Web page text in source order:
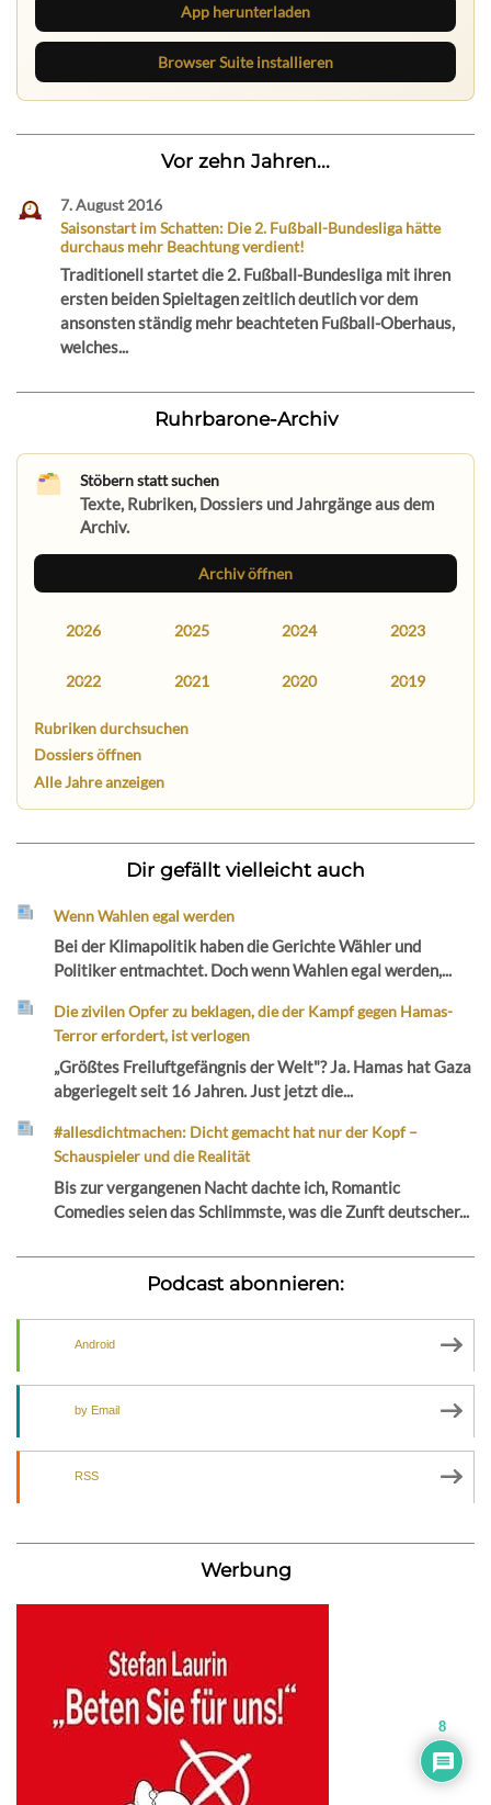
App herunterladen
Browser Suite installieren
Vor zehn Jahren...
7. August 2016
Saisonstart im Schatten: Die 2. Fußball-Bundesliga hätte
durchaus mehr Beachtung verdient!
Traditionell startet die 2. Fußball-Bundesliga mit ihren
ersten beiden Spieltagen zeitlich deutlich vor dem
ansonsten ständig mehr beachteten Fußball-Oberhaus,
welches...
Ruhrbarone-Archiv
Stöbern statt suchen
Texte, Rubriken, Dossiers und Jahrgänge aus dem
Archiv.
Archiv öffnen
2026 2025 2024 2023
2022 2021 2020 2019
Rubriken durchsuchen
Dossiers öffnen
Alle Jahre anzeigen
Dir gefällt vielleicht auch
Wenn Wahlen egal werden
Bei der Klimapolitik haben die Gerichte Wähler und
Politiker entmachtet. Doch wenn Wahlen egal werden,...
Die zivilen Opfer zu beklagen, die der Kampf gegen Hamas-
Terror erfordert, ist verlogen
„Größtes Freiluftgefängnis der Welt"? Ja. Hamas hat Gaza
abgeriegelt seit 16 Jahren. Just jetzt die...
#allesdichtmachen: Dicht gemacht hat nur der Kopf –
Schauspieler und die Realität
Bis zur vergangenen Nacht dachte ich, Romantic
Comedies seien das Schlimmste, was die Zunft deutscher...
Podcast abonnieren:
Android
by Email
RSS
Werbung
8